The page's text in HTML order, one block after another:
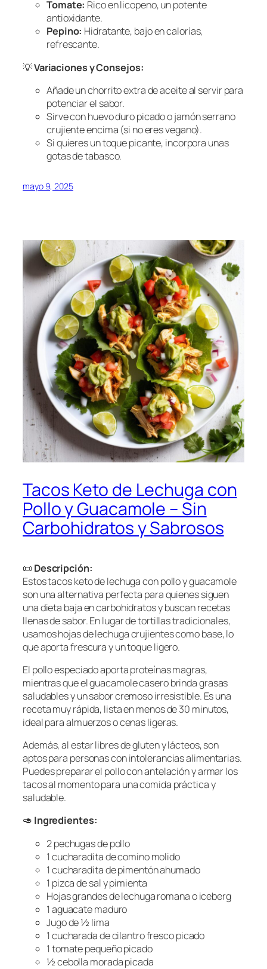
Tomate: Rico en licopeno, un potente
antioxidante.
Pepino: Hidratante, bajo en calorías,
refrescante.
💡Variaciones y Consejos:
Añade un chorrito extra de aceite al servir para
potenciar el sabor.
Sirve con huevo duro picado o jamón serrano
crujiente encima (si no eres vegano).
Si quieres un toque picante, incorpora unas
gotas de tabasco.
mayo 9, 2025
Tacos Keto de Lechuga con
Pollo y Guacamole – Sin
Carbohidratos y Sabrosos
📜Descripción:
Estos tacos keto de lechuga con pollo y guacamole
son una alternativa perfecta para quienes siguen
una dieta baja en carbohidratos y buscan recetas
llenas de sabor. En lugar de tortillas tradicionales,
usamos hojas de lechuga crujientes como base, lo
que aporta frescura y un toque ligero.
El pollo especiado aporta proteínas magras,
mientras que el guacamole casero brinda grasas
saludables y un sabor cremoso irresistible. Es una
receta muy rápida, lista en menos de 30 minutos,
ideal para almuerzos o cenas ligeras.
Además, al estar libres de gluten y lácteos, son
aptos para personas con intolerancias alimentarias.
Puedes preparar el pollo con antelación y armar los
tacos al momento para una comida práctica y
saludable.
🥑 Ingredientes:
2 pechugas de pollo
1 cucharadita de comino molido
1 cucharadita de pimentón ahumado
1 pizca de sal y pimienta
Hojas grandes de lechuga romana o iceberg
1 aguacate maduro
Jugo de ½ lima
1 cucharada de cilantro fresco picado
1 tomate pequeño picado
½ cebolla morada picada